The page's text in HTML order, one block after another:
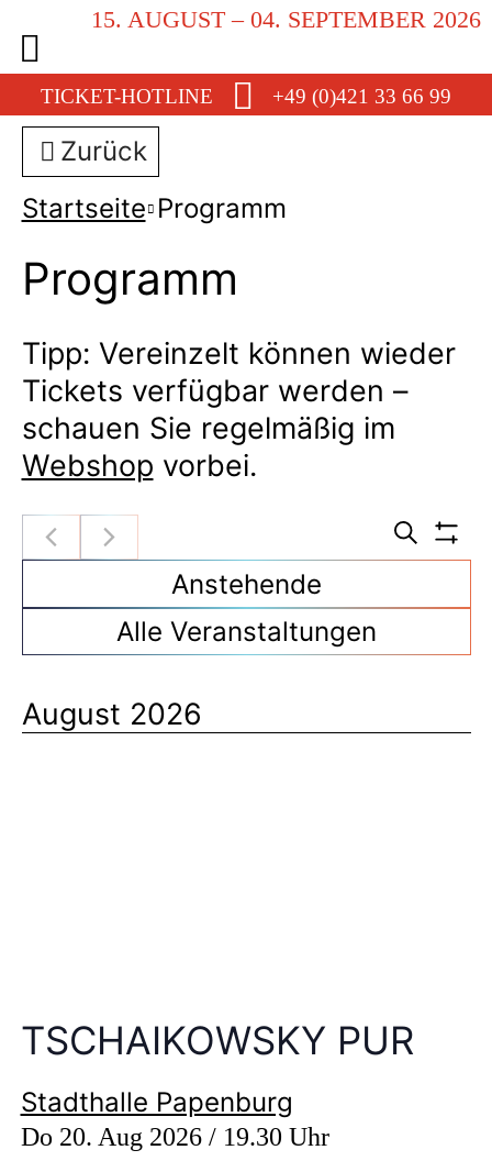
15. AUGUST – 04. SEPTEMBER 2026
TICKET-HOTLINE +49 (0)421 33 66 99
Zurück
Startseite Programm
Programm
Tipp: Vereinzelt können wieder
Tickets verfügbar werden –
schauen Sie regelmäßig im
Webshop vorbei.
Suche
Anstehende
Alle Veranstaltungen
August 2026
TSCHAIKOWSKY PUR
Stadthalle Papenburg
Do 20. Aug 2026 / 19.30 Uhr